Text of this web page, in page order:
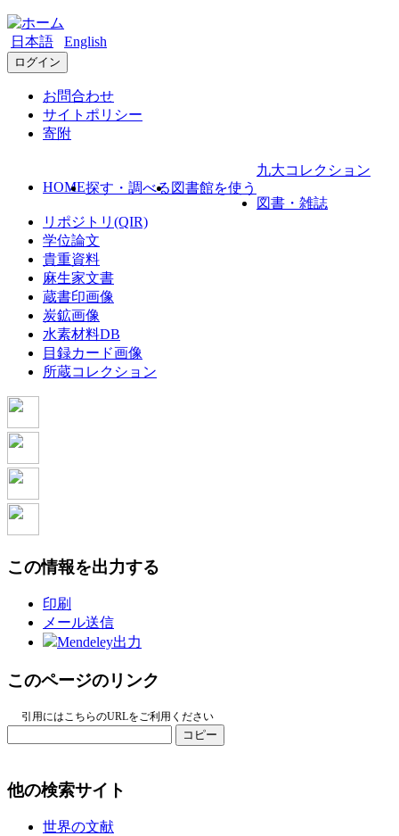
日本語 English
ログイン
お問合わせ
サイトポリシー
寄附
HOME探す・調べる 図書館を使う
九大コレクション
図書・雑誌
リポジトリ(QIR)
学位論文
貴重資料
麻生家文書
蔵書印画像
炭鉱画像
水素材料DB
目録カード画像
所蔵コレクション
この情報を出力する
印刷
メール送信
Mendeley出力
このページのリンク
引用にはこちらのURLをご利用ください
コピー
他の検索サイト
世界の文献